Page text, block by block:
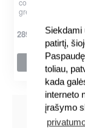
Siekdami
patirtį,
toliau,
kada
interneto
įrašymo
coaster-brake
grey-pastel green
289.00€
Į krepšelį